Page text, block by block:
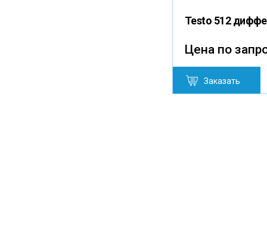
Testo 512
Цена по
Заказать